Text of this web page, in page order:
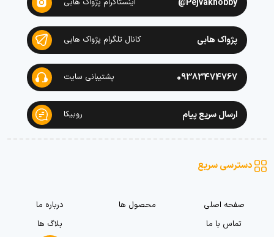
Pejvakhobby@
پژواک هابی کانال تلگرام پژواک هابی
09383474767 پشتیبانی سایت
ارسال سریع پیام روبیکا
دسترسی سریع
صفحه اصلی محصول ها
درباره ما
تماس با ما
بلاگ ها